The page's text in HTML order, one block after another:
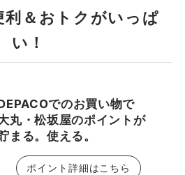
利＆おトクがいっぱ
い！
でのお買い物で
丸・松坂屋のポイントが
まる。使える。
ポイント詳細はこちら